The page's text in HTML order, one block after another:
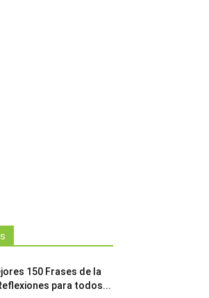
150 Frases de la
para todos...